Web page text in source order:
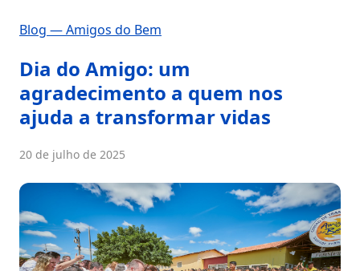
Blog — Amigos do Bem
Dia do Amigo: um
agradecimento a quem nos
ajuda a transformar vidas
20 de julho de 2025